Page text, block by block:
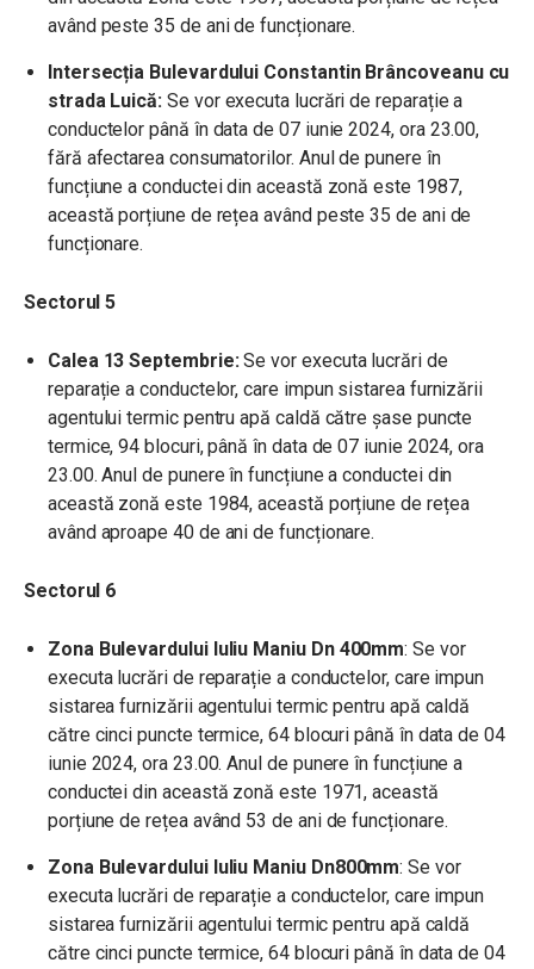
având peste 35 de ani de funcționare.
Intersecția Bulevardului Constantin Brâncoveanu cu
strada Luică: Se vor executa lucrări de reparație a
conductelor până în data de 07 iunie 2024, ora 23.00,
fără afectarea consumatorilor. Anul de punere în
funcțiune a conductei din această zonă este 1987,
această porțiune de rețea având peste 35 de ani de
funcționare.
Sectorul 5
Calea 13 Septembrie:Se vor executa lucrări de
reparație a conductelor, care impun sistarea furnizării
agentului termic pentru apă caldă către șase puncte
termice, 94 blocuri, până în data de 07 iunie 2024, ora
23.00. Anul de punere în funcțiune a conductei din
această zonă este 1984, această porțiune de rețea
având aproape 40 de ani de funcționare.
Sectorul 6
Zona Bulevardului Iuliu Maniu Dn 400mm: Se vor
executa lucrări de reparație a conductelor, care impun
sistarea furnizării agentului termic pentru apă caldă
către cinci puncte termice, 64 blocuri până în data de 04
iunie 2024, ora 23.00. Anul de punere în funcțiune a
conductei din această zonă este 1971, această
porțiune de rețea având 53 de ani de funcționare.
Zona Bulevardului Iuliu Maniu Dn800mm: Se vor
executa lucrări de reparație a conductelor, care impun
sistarea furnizării agentului termic pentru apă caldă
către cinci puncte termice, 64 blocuri până în data de 04